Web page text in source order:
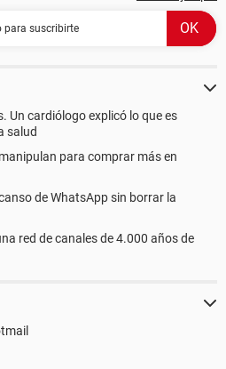
Un cardiólogo explicó lo que es
salud
para comprar más en
de WhatsApp sin borrar la
red de canales de 4.000 años de